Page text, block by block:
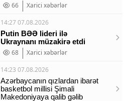
66
Xarici xəbərlər
14:27 07.08.2026
Putin BƏƏ lideri ilə
Ukraynanı müzakirə etdi
68
Xarici xəbərlər
14:23 07.08.2026
Azərbaycanın qızlardan ibarət
basketbol millisi Şimali
Makedoniyaya qalib gəlib